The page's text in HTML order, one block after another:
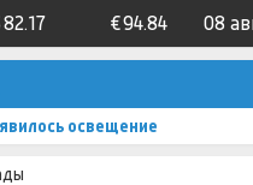
82.17 €94.84 08
освещение